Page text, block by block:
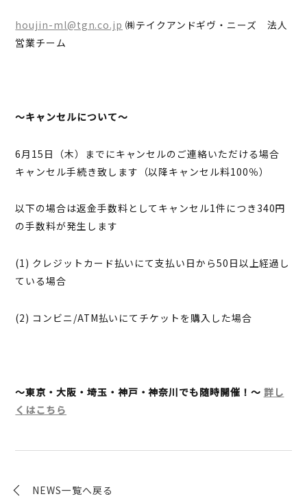
houjin-ml@tgn.co.jp ㈱テイクアンドギヴ・ニーズ 法人
営業チーム
～キャンセルについて～
6月15日（木）までにキャンセルのご連絡いただける場合
キャンセル手続き致します（以降キャンセル料100％）
以下の場合は返金手数料としてキャンセル1件につき340円
の手数料が発生します
(1) クレジットカード払いにて支払い日から50日以上経過し
ている場合
(2) コンビニ/ATM払いにてチケットを購入した場合
～東京・大阪・埼玉・神戸・神奈川でも随時開催！～ 詳し
くはこちら
NEWS一覧へ戻る